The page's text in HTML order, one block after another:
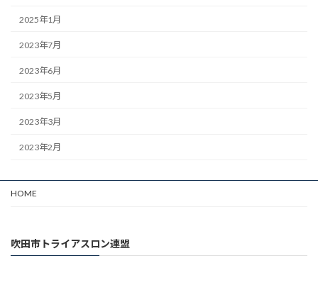
2025年1月
2023年7月
2023年6月
2023年5月
2023年3月
2023年2月
HOME
吹田市トライアスロン連盟